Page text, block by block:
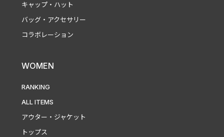
キャップ・ハット
バッグ・アクセサリー
コラボレーション
WOMEN
RANKING
ALL ITEMS
アウター・ジャケット
トップス